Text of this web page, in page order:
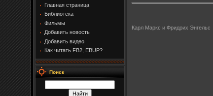
Главная страница
Библиотека
Фильмы
Добавить новость
Добавить видео
Как читать FB2, EBUP?
Поиск
Карл Маркс и Фридрих Энгельс